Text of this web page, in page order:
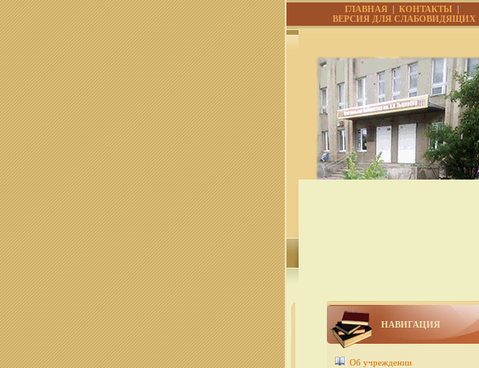
ГЛАВНАЯ| КОНТАКТЫ |
ВЕРСИЯ ДЛЯ СЛАБОВИДЯЩИХ
НАВИГАЦИЯ
Об учреждении